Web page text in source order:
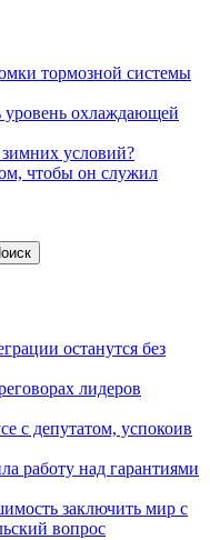
тормозной системы
уровень охлаждающей
условий?
чтобы он служил
останутся без
лидеров
с депутатом, успокоив
работу над гарантиями
заключить мир с
вопрос